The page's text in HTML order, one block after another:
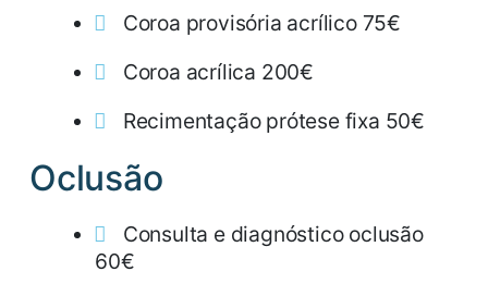
Coroa provisória acrílico 75€
Coroa acrílica 200€
Recimentação prótese fixa 50€
Oclusão
Consulta e diagnóstico oclusão
60€